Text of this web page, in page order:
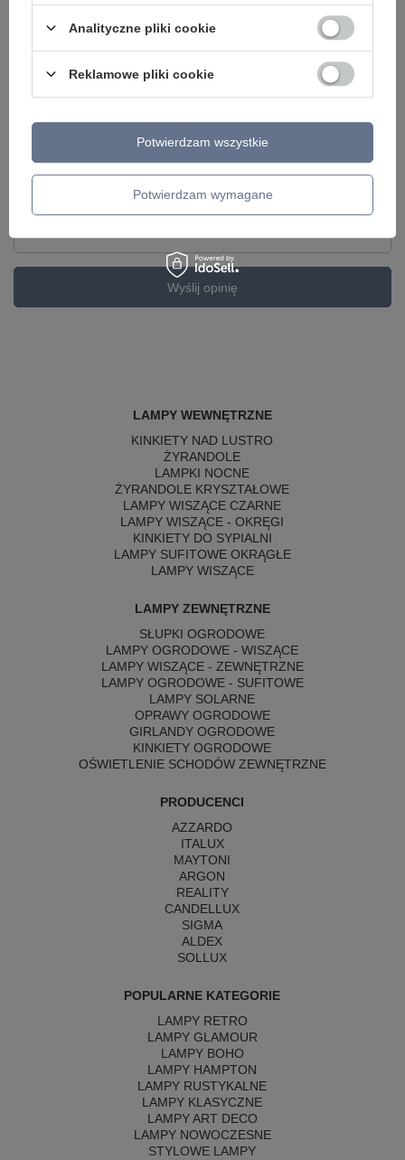
Dodaj własne zdjęcie produktu:
Twoje imię
Wyślij opinię
LAMPY WEWNĘTRZNE
KINKIETY NAD LUSTRO
ŻYRANDOLE
LAMPKI NOCNE
ŻYRANDOLE KRYSZTAŁOWE
LAMPY WISZĄCE CZARNE
LAMPY WISZĄCE - OKRĘGI
KINKIETY DO SYPIALNI
LAMPY SUFITOWE OKRĄGŁE
LAMPY WISZĄCE
LAMPY ZEWNĘTRZNE
SŁUPKI OGRODOWE
LAMPY OGRODOWE - WISZĄCE
LAMPY WISZĄCE - ZEWNĘTRZNE
LAMPY OGRODOWE - SUFITOWE
LAMPY SOLARNE
OPRAWY OGRODOWE
GIRLANDY OGRODOWE
KINKIETY OGRODOWE
OŚWIETLENIE SCHODÓW ZEWNĘTRZNE
PRODUCENCI
AZZARDO
ITALUX
MAYTONI
ARGON
REALITY
CANDELLUX
SIGMA
ALDEX
SOLLUX
POPULARNE KATEGORIE
LAMPY RETRO
LAMPY GLAMOUR
LAMPY BOHO
LAMPY HAMPTON
LAMPY RUSTYKALNE
LAMPY KLASYCZNE
LAMPY ART DECO
LAMPY NOWOCZESNE
STYLOWE LAMPY
Analityczne pliki cookie
Reklamowe pliki cookie
Potwierdzam wymagane
Potwierdzam wszystkie